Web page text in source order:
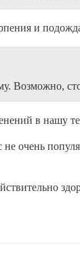
и
Возможно,
в нашу
очень